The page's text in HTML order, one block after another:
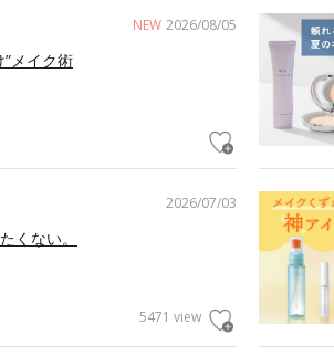
NEW 2026/08/05
メイク術
2026/07/03
くない。
5471 view